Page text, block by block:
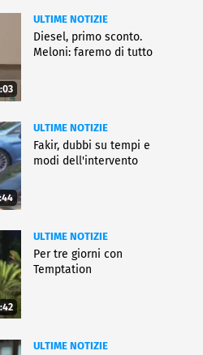
ULTIME NOTIZIE
Diesel, primo sconto.
Meloni: faremo di tutto
ULTIME NOTIZIE
Fakir, dubbi su tempi e
modi dell'intervento
ULTIME NOTIZIE
Per tre giorni con
Temptation
ULTIME NOTIZIE